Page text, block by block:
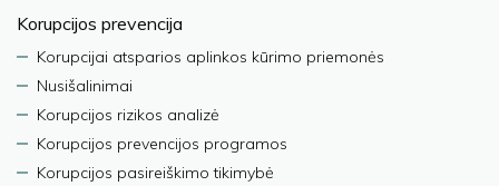
Korupcijos prevencija
Korupcijai atsparios aplinkos kūrimo priemonės
Nusišalinimai
Korupcijos rizikos analizė
Korupcijos prevencijos programos
Korupcijos pasireiškimo tikimybė